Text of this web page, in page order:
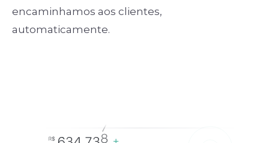
encaminhamos aos clientes,
automaticamente.